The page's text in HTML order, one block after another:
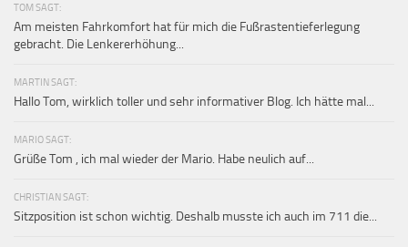
TOM SAGT:
Am meisten Fahrkomfort hat für mich die Fußrastentieferlegung
gebracht. Die Lenkererhöhung...
MARTIN SAGT:
Hallo Tom, wirklich toller und sehr informativer Blog. Ich hätte mal...
MARIO SAGT:
Grüße Tom , ich mal wieder der Mario. Habe neulich auf...
CHRISTIAN SAGT:
Sitzposition ist schon wichtig. Deshalb musste ich auch im 711 die...